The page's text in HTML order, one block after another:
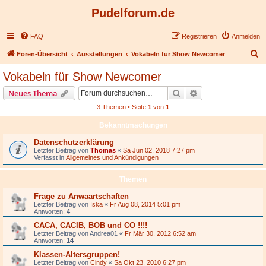
Pudelforum.de
FAQ Anmelden
Registrieren
Foren-Übersicht Ausstellungen Vokabeln für Show Newcomer
Vokabeln für Show Newcomer
Neues Thema Suche
3 Themen • Seite 1 von 1
Bekanntmachungen
Datenschutzerklärung
Letzter Beitrag von Thomas « Sa Jun 02, 2018 7:27 pm
Verfasst in Allgemeines und Ankündigungen
Themen
Frage zu Anwaartschaften
Letzter Beitrag von Iska « Fr Aug 08, 2014 5:01 pm
Antworten: 4
CACA, CACIB, BOB und CO !!!!
Letzter Beitrag vonAndrea01 « Fr Mär 30, 2012 6:52 am
Antworten: 14
Klassen-Altersgruppen!
Letzter Beitrag von Cindy « Sa Okt 23, 2010 6:27 pm